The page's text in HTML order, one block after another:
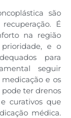
são
É
na região
e o
para
seguir
e os
pode ter drenos
curativos que
médica.